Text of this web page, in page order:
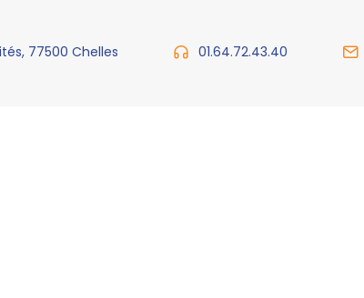
77500 Chelles 01.64.72.43.40